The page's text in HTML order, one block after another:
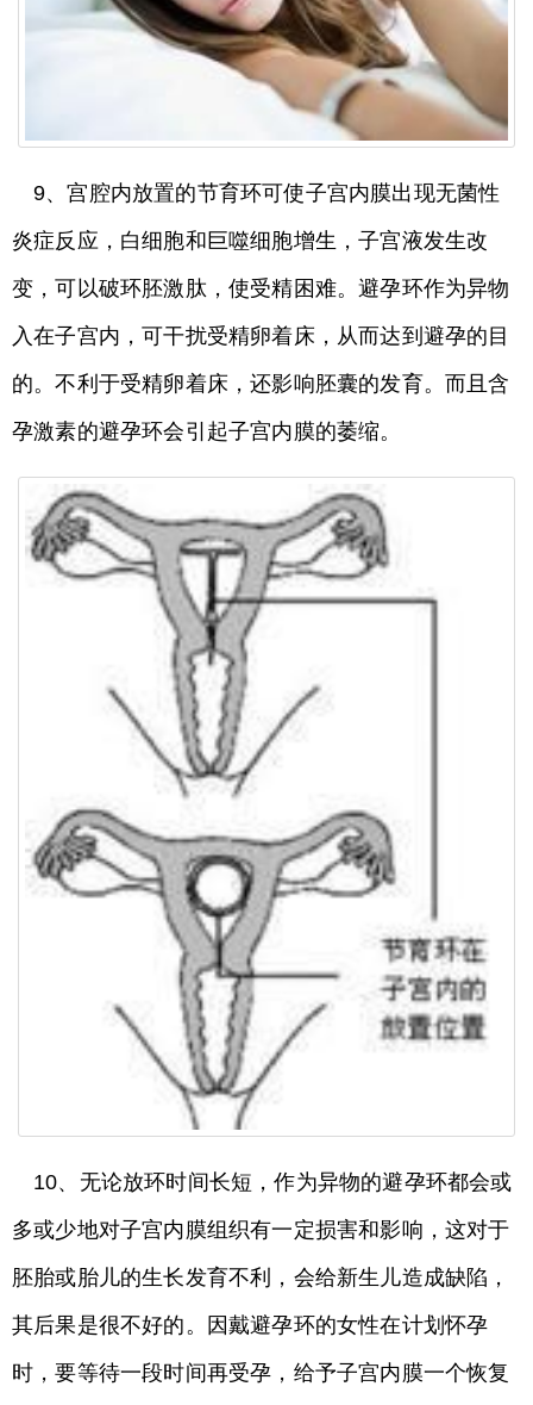
9、宫腔内放置的节育环可使子宫内膜出现无菌性
炎症反应，白细胞和巨噬细胞增生，子宫液发生改
变，可以破环胚激肽，使受精困难。避孕环作为异物
入在子宫内，可干扰受精卵着床，从而达到避孕的目
的。不利于受精卵着床，还影响胚囊的发育。而且含
孕激素的避孕环会引起子宫内膜的萎缩。
10、无论放环时间长短，作为异物的避孕环都会或
多或少地对子宫内膜组织有一定损害和影响，这对于
胚胎或胎儿的生长发育不利，会给新生儿造成缺陷，
其后果是很不好的。因戴避孕环的女性在计划怀孕
时，要等待一段时间再受孕，给予子宫内膜一个恢复